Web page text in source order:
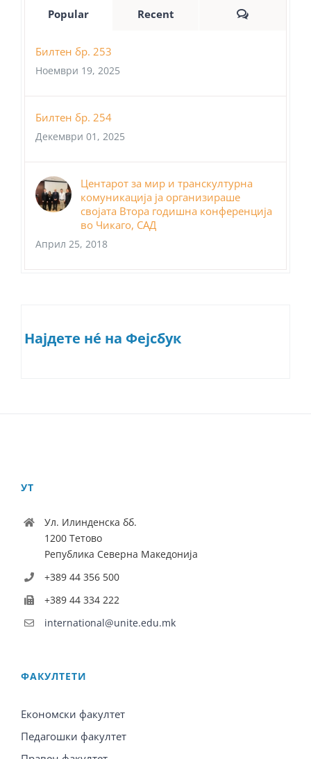
Popular Recent Comments
Билтен бр. 253
Ноември 19, 2025
Билтен бр. 254
Декември 01, 2025
Центарот за мир и транскултурна
комуникација ја организираше
својата Втора годишна конференција
во Чикаго, САД
Април 25, 2018
Најдете нé на Фејсбук
УТ
Ул. Илинденска бб.
1200 Тетово
Република Северна Македонија
+389 44 356 500
+389 44 334 222
international@unite.edu.mk
ФАКУЛТЕТИ
Економски факултет
Педагошки факултет